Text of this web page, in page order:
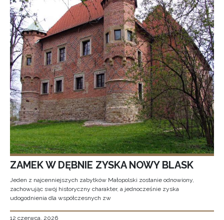
ZAMEK W DĘBNIE ZYSKA NOWY BLASK
Jeden z najcenniejszych zabytków Małopolski zostanie odnowiony,
zachowując swój historyczny charakter, a jednocześnie zyska
udogodnienia dla współczesnych zw
12 czerwca, 2026